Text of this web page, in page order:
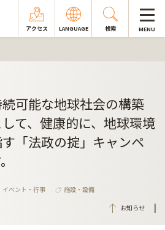
アクセス LANGUAGE 検索 MENU
可能な地球社会の構築
て、健康的に、地球環境
「法政の掟」キャンペ
イベント・行事
施設・設備
お知らせ